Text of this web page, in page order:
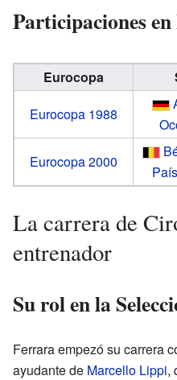
Participaciones
Eurocopa
Eurocopa 1988
Eurocopa 2000
La carrera de
entrenador
Su rol en la
Ferrara empezó su carrera
ayudante de Marcello Lippi,